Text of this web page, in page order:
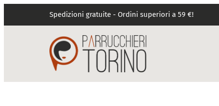
Spedizioni gratuite - Ordini superiori a 59 €!